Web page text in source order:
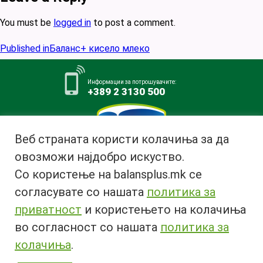
You must be logged in to post a comment.
Post
navigation
Published inБаланс+ кисело млеко
Информации за потрошувачите:
+389 2 3130 500
Млекара АД Битола
ул. Ѓурчин Наумов Пљакот бр.1,
7000 Битола, Република
Македонија
Тел:+389 47 226 380
Факс: +389 47 237 073
Веб страната користи колачиња за да
овозможи најдобро искуство.
Со користење на balansplus.mk се
согласувате со нашата политика за
приватност и користењето на колачиња
во согласност со нашата политика за
колачиња.